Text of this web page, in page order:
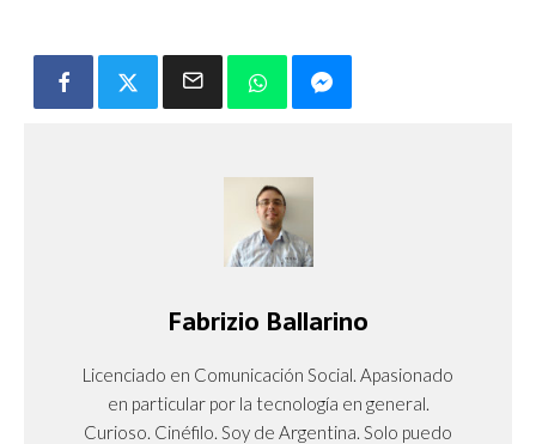
Fabrizio Ballarino
Licenciado en Comunicación Social. Apasionado
en particular por la tecnología en general.
Curioso. Cinéfilo. Soy de Argentina. Solo puedo